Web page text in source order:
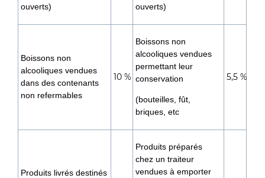
ouverts)
ouverts)
Boissons non
alcooliques vendues
dans des contenants
non refermables
10 %
Boissons non
alcooliques vendues
permettant leur
conservation
(bouteilles, fût,
briques, etc
5,5 %
Produits livrés destinés
Produits préparés
chez un traiteur
vendues à emporter